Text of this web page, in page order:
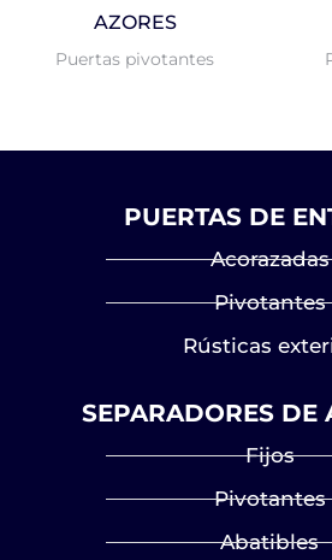
AZORES
Puertas pivotantes
PUERTAS DE
Acorazadas
Pivotantes
Rústicas
SEPARADORES DE
Fijos
Pivotantes
Abatibles